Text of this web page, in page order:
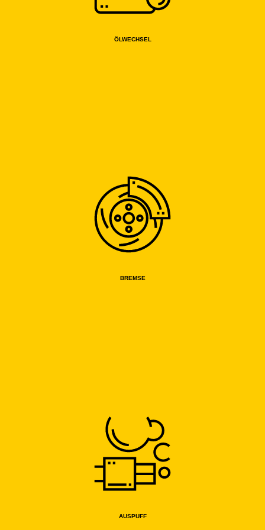
ÖLWECHSEL
BREMSE
AUSPUFF